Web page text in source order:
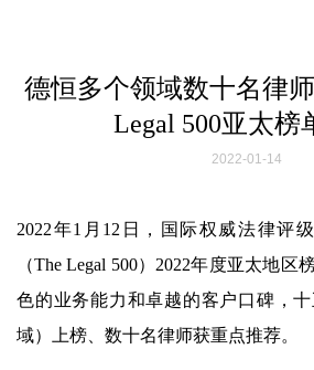
德恒多个领域数十名律
Legal 500亚太榜
2022-01-14
2022年1月12日，国际权威法律评
（The Legal 500）2022年度亚太地区
色的业务能力和卓越的客户口碑，
域）上榜、数十名律师获重点推荐。